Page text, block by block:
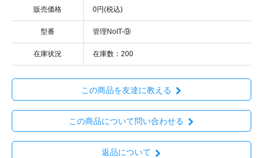
販売価格 0円(税込)
型番 管理NoIT-⑨
在庫状況 在庫数：200
この商品を友達に教える
この商品について問い合わせる
返品について